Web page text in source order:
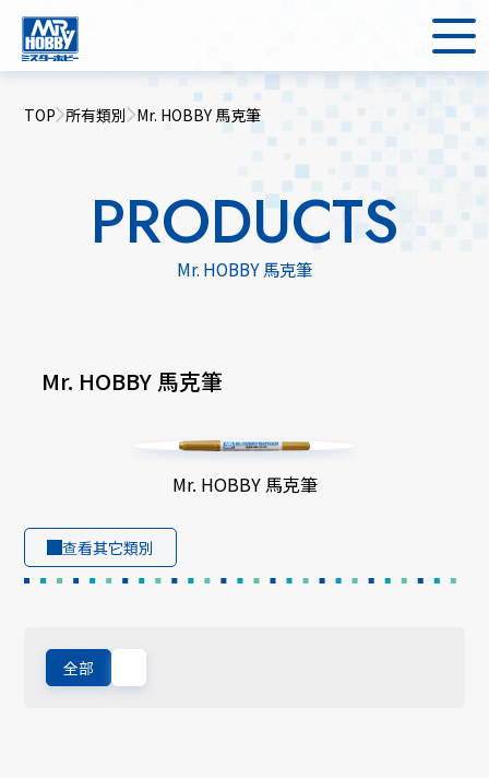
TOP 所有類別 Mr. HOBBY 馬克筆
PRODUCTS
Mr. HOBBY 馬克筆
Mr. HOBBY 馬克筆
Mr. HOBBY 馬克筆
查看其它類別
全部